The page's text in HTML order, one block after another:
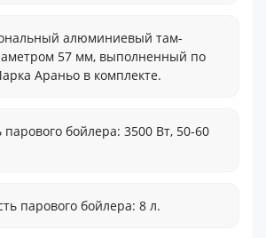
алюминиевый там-
57 мм, выполненный по
Араньо в комплекте.
бойлера: 3500 Вт, 50-60
парового бойлера: 8 л.